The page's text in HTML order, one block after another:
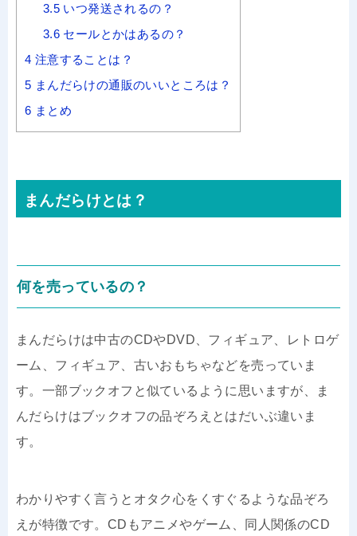
3.5 いつ発送されるの？
3.6 セールとかはあるの？
4 注意することは？
5 まんだらけの通販のいいところは？
6 まとめ
まんだらけとは？
何を売っているの？
まんだらけは中古のCDやDVD、フィギュア、レトロゲ
ーム、フィギュア、古いおもちゃなどを売っていま
す。一部ブックオフと似ているように思いますが、ま
んだらけはブックオフの品ぞろえとはだいぶ違いま
す。
わかりやすく言うとオタク心をくすぐるような品ぞろ
えが特徴です。CDもアニメやゲーム、同人関係のCD